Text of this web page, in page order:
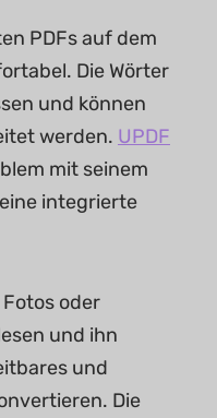
PDFs auf dem
Die Wörter
und können
werden. UPDF
mit seinem
integrierte
Fotos oder
und ihn
und
Die